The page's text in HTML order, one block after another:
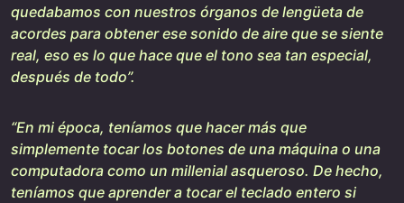
quedabamos con nuestros órganos de lengüeta de
acordes para obtener ese sonido de aire que se siente
real, eso es lo que hace que el tono sea tan especial,
después de todo”.
“En mi época, teníamos que hacer más que
simplemente tocar los botones de una máquina o una
computadora como un millenial asqueroso. De hecho,
teníamos que aprender a tocar el teclado entero si